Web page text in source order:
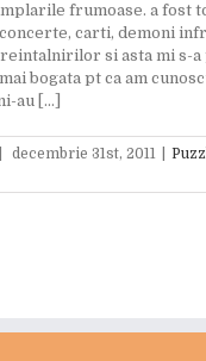
frumoase. a fost
carti, demoni
si asta mi s-a
bogata pt ca am
au [...]
decembrie 31st, 2011